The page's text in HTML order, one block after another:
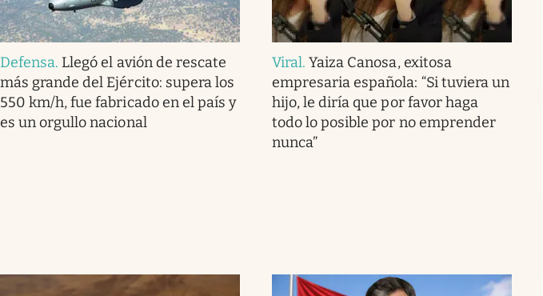
Defensa. Llegó el avión de rescate
más grande del Ejército: supera los
550 km/h, fue fabricado en el país y
es un orgullo nacional
Viral.Yaiza Canosa, exitosa
empresaria española: “Si tuviera un
hijo, le diría que por favor haga
todo lo posible por no emprender
nunca”